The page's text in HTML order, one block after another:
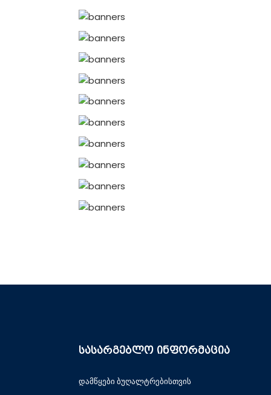
სასარგებლო ინფორმაცია
დამწყები ბუღალტრებისთვის